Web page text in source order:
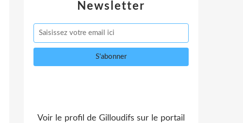
Newsletter
Voir le profil de Gilloudifs sur le portail